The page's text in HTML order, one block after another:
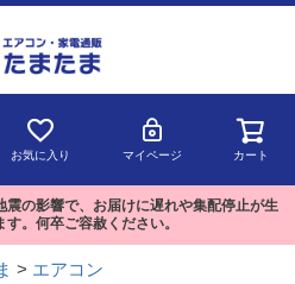
お気に入り マイページ カート
の影響で、お届けに遅れや集配停止が生
。何卒ご容赦ください。
エアコン